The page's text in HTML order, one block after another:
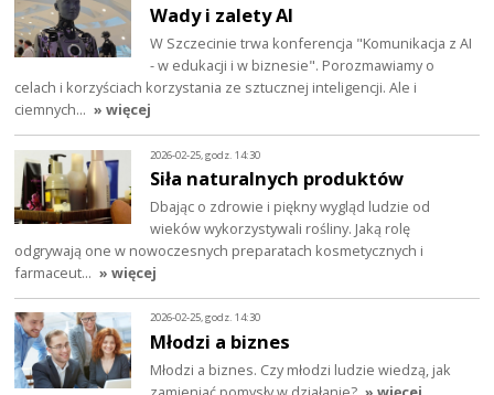
Wady i zalety AI
W Szczecinie trwa konferencja "Komunikacja z AI
- w edukacji i w biznesie". Porozmawiamy o
celach i korzyściach korzystania ze sztucznej inteligencji. Ale i
ciemnych… » więcej
2026-02-25, godz. 14:30
Siła naturalnych produktów
Dbając o zdrowie i piękny wygląd ludzie od
wieków wykorzystywali rośliny. Jaką rolę
odgrywają one w nowoczesnych preparatach kosmetycznych i
farmaceut… » więcej
2026-02-25, godz. 14:30
Młodzi a biznes
Młodzi a biznes. Czy młodzi ludzie wiedzą, jak